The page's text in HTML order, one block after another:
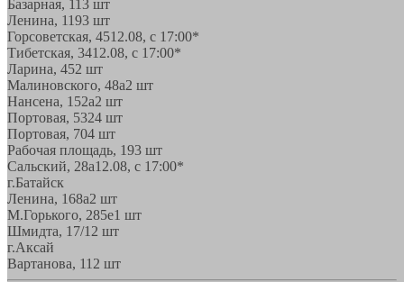
Базарная, 113 шт
Ленина, 1193 шт
Горсоветская, 4512.08, с 17:00*
Тибетская, 3412.08, с 17:00*
Ларина, 452 шт
Малиновского, 48а2 шт
Нансена, 152а2 шт
Портовая, 5324 шт
Портовая, 704 шт
Рабочая площадь, 193 шт
Сальский, 28a12.08, с 17:00*
г.Батайск
Ленина, 168а2 шт
М.Горького, 285е1 шт
Шмидта, 17/1 2 шт
г.Аксай
Вартанова, 11 2 шт